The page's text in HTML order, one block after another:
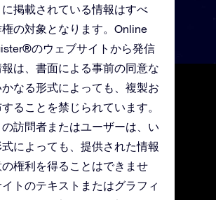
掲載されている情報はすべ
の対象となります。Online
のウェブサイトから発信
報は、書面による事前の同意な
かなる形式によっても、複製お
ることを禁じられています。
訪問者またはユーザーは、い
によっても、提供された情報
権利を得ることはできませ
トのテキストまたはグラフィ